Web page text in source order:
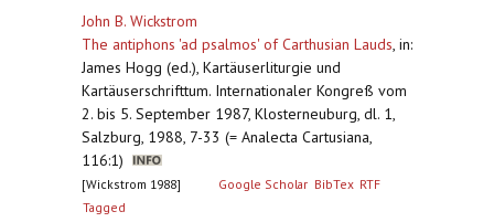
John B. Wickstrom
The antiphons 'ad psalmos' of Carthusian Lauds, in:
James Hogg (ed.), Kartäuserliturgie und
Kartäuserschrifttum. Internationaler Kongreß vom
2. bis 5. September 1987, Klosterneuburg, dl. 1,
Salzburg, 1988, 7-33 (= Analecta Cartusiana,
116:1)
[Wickstrom 1988] Google Scholar BibTex RTF
Tagged